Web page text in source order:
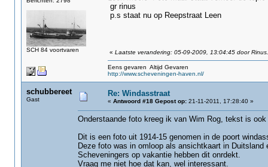
SCH 84 voortvaren
gr rinus
p.s staat nu op Reepstraat Leen
« Laatste verandering: 05-09-2009, 13:04:45 door
Eens gevaren Altijd Gevaren
http://www.scheveningen-haven.nl/
schubbereet
Gast
Re: Windasstraat
« Antwoord #18 Gepost op: 21-11-2011, 17:28:40 »
Onderstaande foto kreeg ik van Wim Rog, tekst is
Dit is een foto uit 1914-15 genomen in de poort
Deze foto was in omloop als ansichtkaart in Duitsland
Scheveningers op vakantie hebben dit onrdekt.
Vraag me niet hoe dat kan, wel interessant.